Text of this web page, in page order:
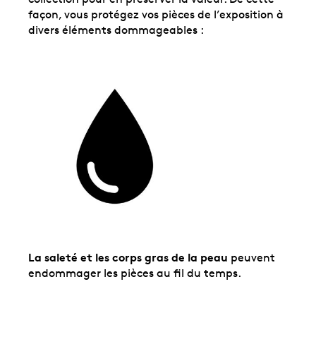
façon, vous protégez vos pièces de l’exposition à
divers éléments dommageables :
La saleté et les corps gras de la peau peuvent
endommager les pièces au fil du temps.